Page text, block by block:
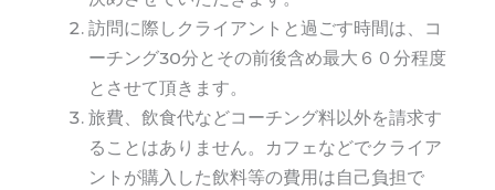
訪問に際しクライアントと過ごす時間は、コ
ーチング30分とその前後含め最大６０分程度
とさせて頂きます。
旅費、飲食代などコーチング料以外を請求す
ることはありません。カフェなどでクライア
ントが購入した飲料等の費用は自己負担で